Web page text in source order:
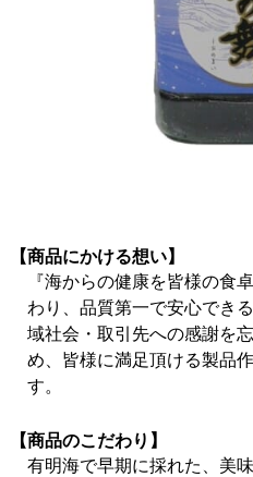
【商品にかける想い】
『海からの健康を皆様の食
わり、品質第一で安心でき
域社会・取引先への感謝を
め、皆様に満足頂ける製品
す。
【商品のこだわり】
有明海で早期に採れた、美